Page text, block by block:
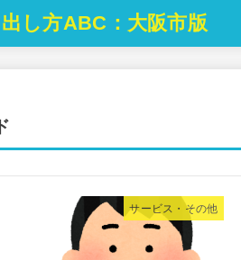
し方ABC：大阪市版
サービス・その他